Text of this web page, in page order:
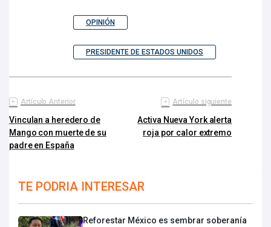
OPINIÓN
PRESIDENTE DE ESTADOS UNIDOS
Artículo Anterior
Vinculan a heredero de
Mango con muerte de su
padre en España
Artículo siguiente
Activa Nueva York alerta
roja por calor extremo
TE PODRIA INTERESAR
Reforestar México es sembrar soberanía